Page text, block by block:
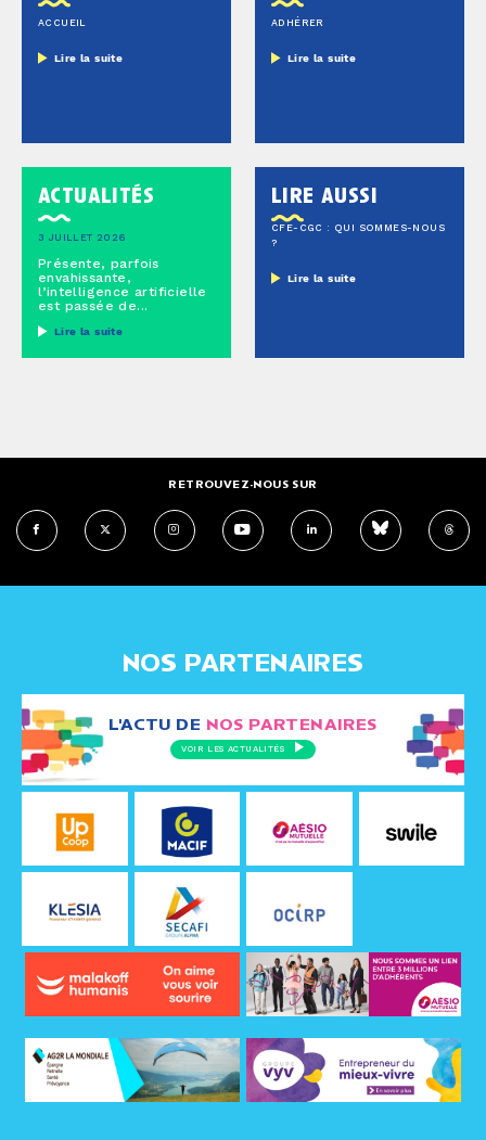
ACCUEIL
Lire la suite
ADHÉRER
Lire la suite
actualités
3 JUILLET 2026
Présente, parfois
envahissante,
l’intelligence artificielle
est passée de...
Lire la suite
lire aussi
CFE-CGC : QUI SOMMES-NOUS
?
Lire la suite
RETROUVEZ-NOUS SUR
NOS PARTENAIRES
L'ACTU DE NOS PARTENAIRES
VOIR LES ACTUALITÉS